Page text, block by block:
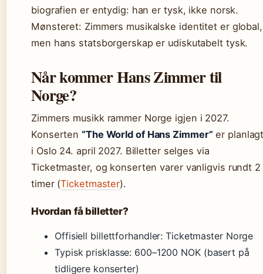
biografien er entydig: han er tysk, ikke norsk.
Mønsteret: Zimmers musikalske identitet er global,
men hans statsborgerskap er udiskutabelt tysk.
Når kommer Hans Zimmer til
Norge?
Zimmers musikk rammer Norge igjen i 2027.
Konserten “The World of Hans Zimmer” er
i Oslo 24. april 2027. Billetter selges via
Ticketmaster, og konserten varer vanligvis rundt 2
timer (Ticketmaster).
Hvordan få billetter?
Offisiell billettforhandler: Ticketmaster Norge
Typisk prisklasse: 600–1200 NOK (basert på
tidligere konserter)